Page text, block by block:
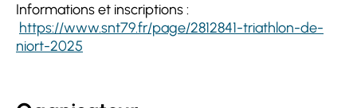
Informations et inscriptions :
https://www.snt79.fr/page/2812841-triathlon-de-
niort-2025